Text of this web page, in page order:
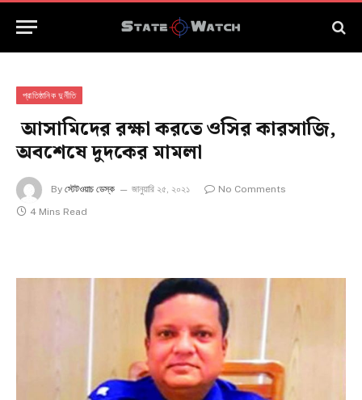
প্রাতিষ্ঠানিক দুর্নীতি
আসামিদের রক্ষা করতে ওসির কারসাজি,
অবশেষে দুদকের মামলা
By স্টেটওয়াচ ডেস্ক জানুয়ারি ২৫, ২০২১
No Comments
4 Mins Read